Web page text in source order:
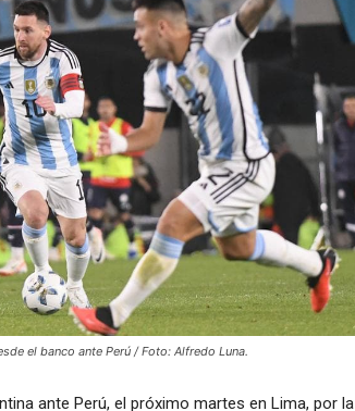
el banco ante Perú / Foto: Alfredo Luna.
ante Perú, el próximo martes en Lima, por la